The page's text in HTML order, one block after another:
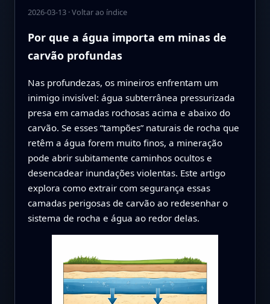
2026-03-13·Voltar ao índice
Por que a água importa em minas de
carvão profundas
Nas profundezas, os mineiros enfrentam um
inimigo invisível: água subterrânea pressurizada
presa em camadas rochosas acima e abaixo do
carvão. Se esses “tampões” naturais de rocha que
retêm a água forem muito finos, a mineração
pode abrir subitamente caminhos ocultos e
desencadear inundações violentas. Este artigo
explora como extrair com segurança essas
camadas perigosas de carvão ao redesenhar o
sistema de rocha e água ao redor delas.